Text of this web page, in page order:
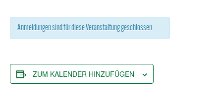
Anmeldungen sind für diese Veranstaltung geschlossen
ZUM KALENDER HINZUFÜGEN